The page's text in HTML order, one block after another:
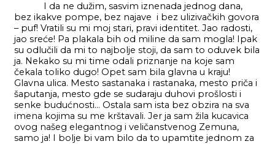
I da ne dužim, sasvim iznenada jednog dana,
bez ikakve pompe, bez najave i bez ulizivačkih govora
– puf! Vratili su mi moj stari, pravi identitet. Jao radosti,
jao sreće! Pa plakala bih od miline da sam mogla! Ipak
su odlučili da mi to najbolje stoji, da sam to oduvek bila
ja. Nekako su mi time odali priznanje na koje sam
čekala toliko dugo! Opet sam bila glavna u kraju!
Glavna ulica. Mesto sastanaka i rastanaka, mesto priča i
šaputanja, mesto gde se sudaraju duhovi prošlosti i
senke budućnosti… Ostala sam ista bez obzira na sva
imena kojima su me krštavali. Jer ja sam žila kucavica
ovog našeg elegantnog i veličanstvenog Zemuna,
samo ja! I bolje bi vam bilo da to upamtite jednom za